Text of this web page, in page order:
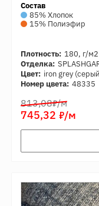
Состав
85% Хлопок
15% Полиэфир
Плотность: 180, г/м2
Отделка:
Цвет: iron grey
Номер цвета: 48335
745,32 7/м
813,087/м